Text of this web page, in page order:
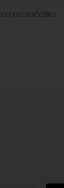
na začátku